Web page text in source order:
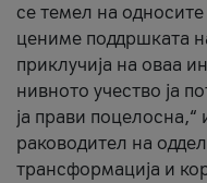
се темел на односите
цениме поддршката
приклучија на оваа
нивното учество ја
ја прави поцелосна,“
раководител на
трансформација и